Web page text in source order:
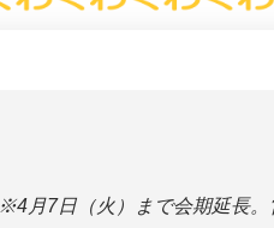
※4月7日（火）まで会期延長